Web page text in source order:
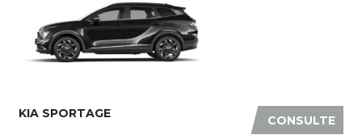
CONSULTE
KIA SPORTAGE